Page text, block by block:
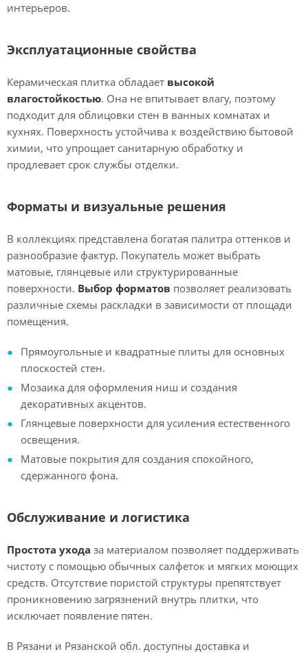
интерьеров.
Эксплуатационные свойства
Керамическая плитка обладает высокой
влагостойкостью. Она не впитывает влагу, поэтому
подходит для облицовки стен в ванных комнатах и
кухнях. Поверхность устойчива к воздействию бытовой
химии, что упрощает санитарную обработку и
продлевает срок службы отделки.
Форматы и визуальные решения
В коллекциях представлена богатая палитра оттенков и
разнообразие фактур. Покупатель может выбрать
матовые, глянцевые или структурированные
поверхности. Выбор форматов позволяет реализовать
различные схемы раскладки в зависимости от площади
помещения.
Прямоугольные и квадратные плиты для основных
плоскостей стен.
Мозаика для оформления ниш и создания
декоративных акцентов.
Глянцевые поверхности для усиления естественного
освещения.
Матовые покрытия для создания спокойного,
сдержанного фона.
Обслуживание и логистика
Простота ухода за материалом позволяет поддерживать
чистоту с помощью обычных салфеток и мягких моющих
средств. Отсутствие пористой структуры препятствует
проникновению загрязнений внутрь плитки, что
исключает появление пятен.
В Рязани и Рязанской обл. доступны доставка и